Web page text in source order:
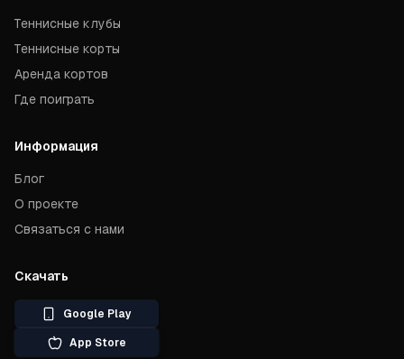
Теннисные клубы
Теннисные корты
Аренда кортов
Где поиграть
Информация
Блог
О проекте
Связаться с нами
Скачать
Google Play
App Store